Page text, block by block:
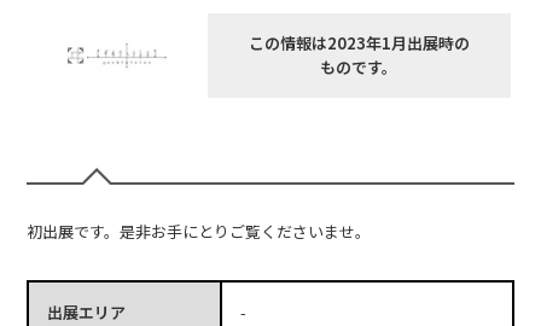
この情報は2023年1月出展時の
ものです。
初出展です。是非お手にとりご覧くださいませ。
出展エリア -